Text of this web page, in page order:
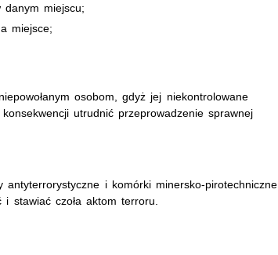
danym miejscu;
miejsce;
osobom, gdyż jej niekontrolowane
utrudnić przeprowadzenie sprawnej
antyterrorystyczne i komórki minersko-pirotechniczne
stawiać czoła aktom terroru.